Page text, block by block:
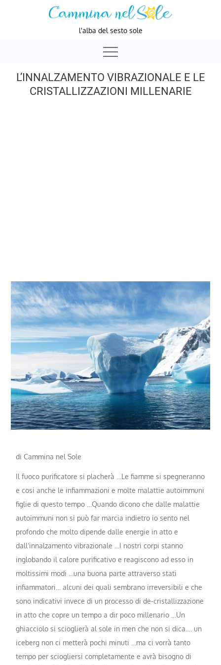
l'alba del sesto sole
L’INNALZAMENTO VIBRAZIONALE E LE
CRISTALLIZZAZIONI MILLENARIE
di Cammina nel Sole
Il fuoco purificatore si placherà …Le fiamme si spegneranno
e cosi anche le infiammazioni e molte malattie autoimmuni
figlie di questo tempo …Quando dicono che dalle malattie
autoimmuni non si può far marcia indietro io sento nel
profondo che molto dipende dalle energie in atto e
dall’innalzamento vibrazionale …I nostri corpi stanno
inglobando il calore purificativo e reagiscono ad esso in
moltissimi modi …una buona parte attraverso stati
infiammatori… alcuni dei quali sembrano irreversibili e che
sono indicativi invece di un processo di de-cristallizzazione
in atto che copre un tempo a dir poco millenario …Un
ghiacciolo si scioglierà al sole in men che non si dica…. un
iceberg non ci metterà pochi minuti …ma ci vorrà tanto
tempo per sciogliersi completamente e avrà bisogno di